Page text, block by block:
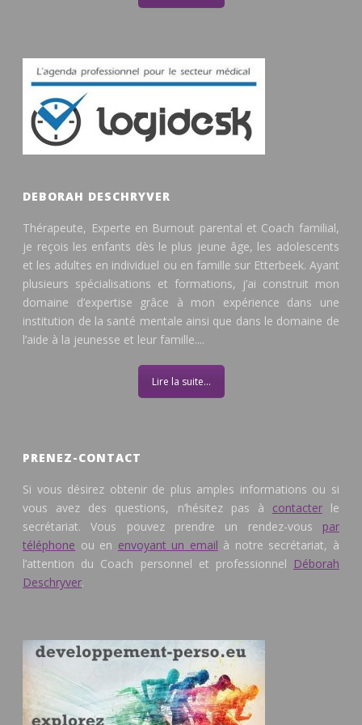
DEBORAH DESCHRYVER
Thérapeute, Experte en Burnout parental et Coach familial,
je reçois les enfants dès le plus jeune âge, les adolescents
et les adultes en individuel ou en famille sur Etterbeek. Ayant
plusieurs spécialisations et formations, j’ai construit mon
domaine d’expertise grâce à mon expérience dans une
institution de la santé mentale ainsi que dans le domaine de
l’aide à la jeunesse et leur famille....
Lire la suite...
PRENEZ-CONTACT
Si vous désirez obtenir de plus amples informations ou si
vous avez des questions, n’hésitez pas à contacterle
secrétariat. Vous pouvez prendre un rendez-vous par
téléphone ou en envoyant un email à notre secrétariat, à
l’attention du Coach personnel et professionnel Déborah
Deschryver.